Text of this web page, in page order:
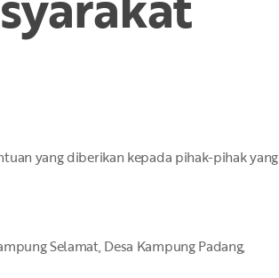
yang diberikan kepada pihak-pihak yang
Selamat, Desa Kampung Padang,